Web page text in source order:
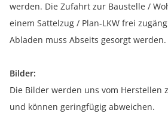
werden. Die Zufahrt zur Baustelle /
einem Sattelzug / Plan-LKW frei
Abladen muss Abseits gesorgt werden.
Bilder:
Die Bilder werden uns vom Herstellen
und können geringfügig abweichen.